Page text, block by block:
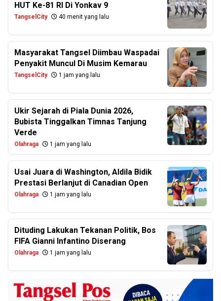
HUT Ke-81 RI Di Yonkav 9
TangselCity 40 menit yang lalu
Masyarakat Tangsel Diimbau Waspadai
Penyakit Muncul Di Musim Kemarau
TangselCity 1 jam yang lalu
Ukir Sejarah di Piala Dunia 2026,
Bubista Tinggalkan Timnas Tanjung
Verde
Olahraga 1 jam yang lalu
Usai Juara di Washington, Aldila Bidik
Prestasi Berlanjut di Canadian Open
Olahraga 1 jam yang lalu
Dituding Lakukan Tekanan Politik, Bos
FIFA Gianni Infantino Diserang
Olahraga 1 jam yang lalu